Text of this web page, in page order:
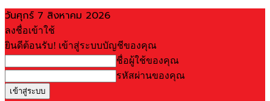
วันศุกร์ 7 สิงหาคม 2026
ลงชื่อเข้าใช้
ยินดีต้อนรับ! เข้าสู่ระบบบัญชีของคุณ
ชื่อผู้ใช้ของคุณ
รหัสผ่านของคุณ